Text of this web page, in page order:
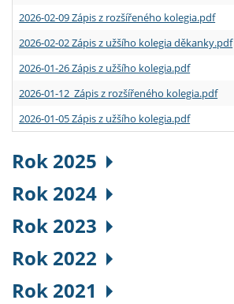
2026-02-09 Zápis z rozšířeného kolegia.pdf
2026-02-02 Zápis z užšího kolegia děkanky.pdf
2026-01-26 Zápis z užšího kolegia.pdf
2026-01-12 Zápis z rozšířeného kolegia.pdf
2026-01-05 Zápis z užšího kolegia.pdf
Rok 2025
Rok 2024
Rok 2023
Rok 2022
Rok 2021